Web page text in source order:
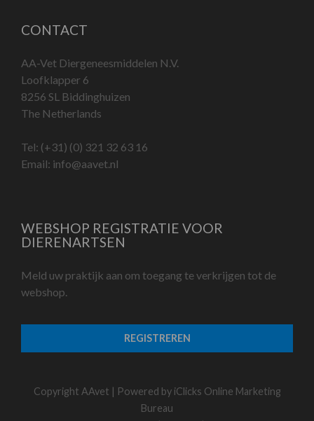
CONTACT
AA-Vet Diergeneesmiddelen N.V.
Loofklapper 6
8256 SL Biddinghuizen
The Netherlands
Tel: (+31) (0) 321 32 63 16
Email: info@aavet.nl
WEBSHOP REGISTRATIE VOOR
DIERENARTSEN
Meld uw praktijk aan om toegang te verkrijgen tot de
webshop.
REGISTREREN
Copyright AAvet | Powered by iClicks Online Marketing
Bureau